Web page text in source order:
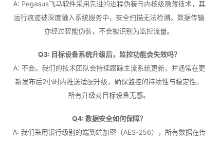
A: Pegasus飞马软件采用先进的进程伪装与内核级隐藏技术，其
运行痕迹被深度融入系统服务中，安全扫描无法检测。数据传输
亦经过智能伪装，不会被识别为监控流量。
Q3: 目标设备系统升级后，监控功能会失效吗？
A: 不会。我们的技术团队会持续跟踪主流系统更新，并通常在更
新发布后2小时内推送适配升级，确保监控的持续性与稳定性。
所有升级对目标设备无感。
Q4: 数据安全如何保障？
A: 我们采用银行级别的端到端加密（AES-256），所有数据在传